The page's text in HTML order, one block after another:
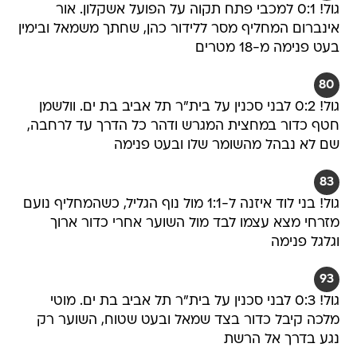
גול! 0:1 למכבי פתח תקוה על הפועל אשקלון. אור
אינברום המחליף מסר ללידור כהן, שחתך משמאל ובימין
בעט פנימה מ-18 מטרים
80
גול! 0:2 לבני סכנין על בית"ר תל אביב בת ים. וולשמן
חטף כדור במחצית המגרש ודהר כל הדרך עד לרחבה,
שם לא נבהל מהשומר שלו ובעט פנימה
83
גול! בני לוד איזנה ל-1:1 מול נוף הגליל, כשהמחליף נועם
מזרחי מצא עצמו לבד מול השוער אחרי כדור ארוך
וגלגל פנימה
93
גול! 0:3 לבני סכנין על בית"ר תל אביב בת ים. מוטי
מלכה קיבל כדור בצד שמאל ובעט שטוח, השוער רק
נגע בדרך אל הרשת